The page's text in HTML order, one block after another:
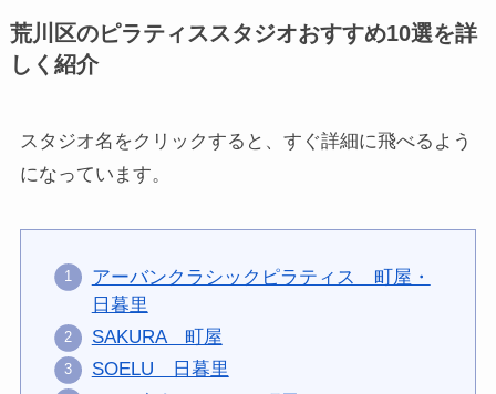
荒川区のピラティススタジオおすすめ10選を詳
しく紹介
スタジオ名をクリックすると、すぐ詳細に飛べるよう
になっています。
アーバンクラシックピラティス 町屋・
日暮里
SAKURA 町屋
SOELU 日暮里